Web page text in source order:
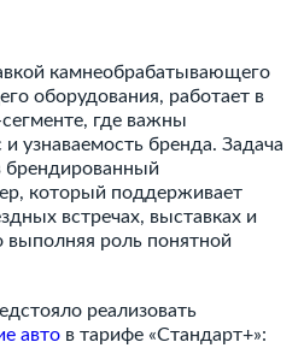
камнеобрабатывающего
оборудования, работает в
где важны
и узнаваемость бренда. Задача
брендированный
который поддерживает
встречах, выставках и
выполняя роль понятной
реализовать
авто в тарифе «Стандарт+»: